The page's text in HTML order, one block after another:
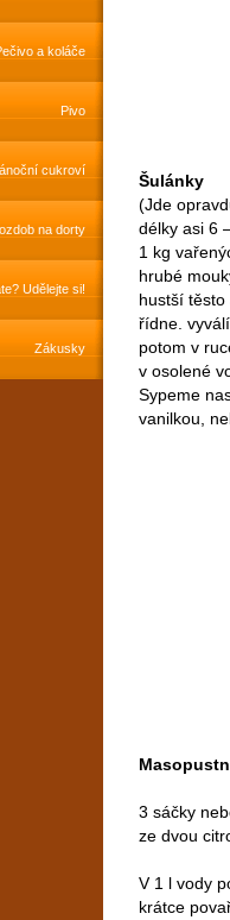
a koláče
Pivo
cukroví
na dorty
Udělejte si!
Zákusky
Šulánky
(Jde
délky asi 6
1 kg
hrubé
hustší
řídne.
potom v
v osolené
Sypeme
vanilkou,
3 sáčky
ze dvou
V 1 l vody
krátce